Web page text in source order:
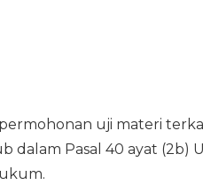
uji materi
dalam Pasal 40 ayat (2b)